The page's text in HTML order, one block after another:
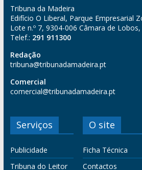
Tribuna da Madeira
Edifício O Liberal, Parque Empresarial
Lote n.º 7, 9304-006 Câmara de
Telef.: 291 911300
Redação
tribuna@tribunadamadeira.pt
Comercial
comercial@tribunadamadeira.pt
Serviços
Publicidade
Tribuna do Leitor
O site
Ficha Técnica
Contactos